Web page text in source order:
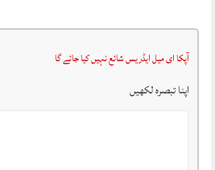
آپکا ای میل ایڈریس شائع نہیں کیا جائے گا
اپنا تبصرہ لکھیں